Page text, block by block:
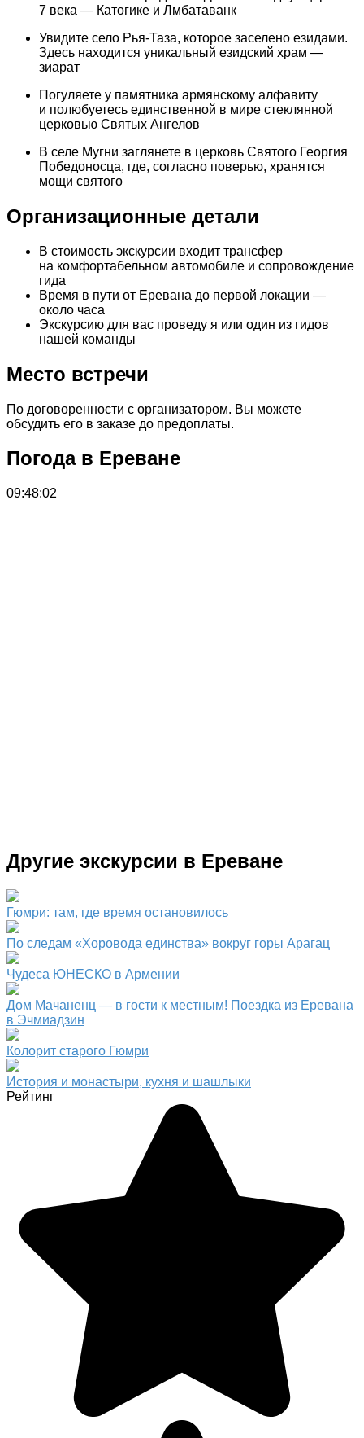
7 века — Катогике и Лмбатаванк
Увидите село Рья-Таза, которое заселено езидами.
Здесь находится уникальный езидский храм —
зиарат
Погуляете у памятника армянскому алфавиту
и полюбуетесь единственной в мире стеклянной
церковью Святых Ангелов
В селе Мугни заглянете в церковь Святого Георгия
Победоносца, где, согласно поверью, хранятся
мощи святого
Организационные детали
В стоимость экскурсии входит трансфер
на комфортабельном автомобиле и сопровождение
гида
Время в пути от Еревана до первой локации —
около часа
Экскурсию для вас проведу я или один из гидов
нашей команды
Место встречи
По договоренности с организатором. Вы можете
обсудить его в заказе до предоплаты.
Погода в Ереване
09:48:02
Другие экскурсии в Ереване
Гюмри: там, где время остановилось
По следам «Хоровода единства» вокруг горы Арагац
Чудеса ЮНЕСКО в Армении
Дом Мачаненц — в гости к местным! Поездка из Еревана
в Эчмиадзин
Колорит старого Гюмри
История и монастыри, кухня и шашлыки
Рейтинг